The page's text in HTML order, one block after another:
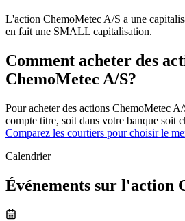
L'action ChemoMetec A/S a une
en fait une SMALL capitalisation.
Comment acheter des
ChemoMetec A/S?
Pour acheter des actions ChemoMetec
compte titre, soit dans votre banque soit
Comparez les courtiers pour choisir le
Calendrier
Événements sur l'action